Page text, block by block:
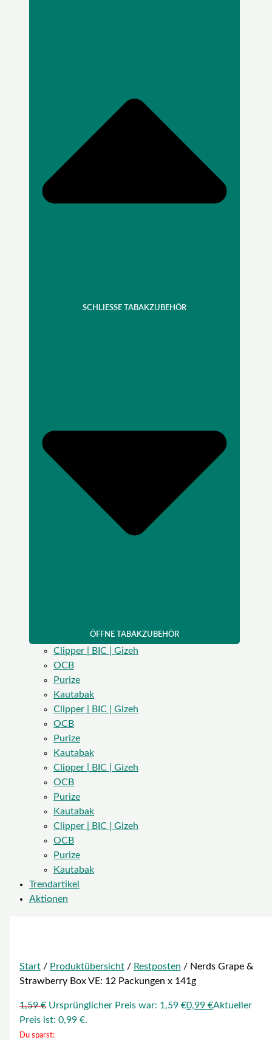
SCHLIESSE TABAKZUBEHÖR
ÖFFNE TABAKZUBEHÖR
Clipper | BIC | Gizeh
OCB
Purize
Kautabak
Clipper | BIC | Gizeh
OCB
Purize
Kautabak
Clipper | BIC | Gizeh
OCB
Purize
Kautabak
Clipper | BIC | Gizeh
OCB
Purize
Kautabak
Trendartikel
Aktionen
Start/ Produktübersicht/ Restposten / Nerds Grape &
Strawberry Box VE: 12 Packungen x 141g
1,59€ Ursprünglicher Preis war: 1,59 €0,99 €Aktueller
Preis ist: 0,99 €.
Du sparst: